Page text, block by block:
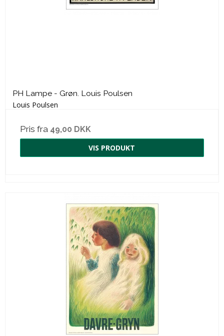
PH Lampe - Grøn. Louis Poulsen
Louis Poulsen
Pris fra 49,00 DKK
VIS PRODUKT